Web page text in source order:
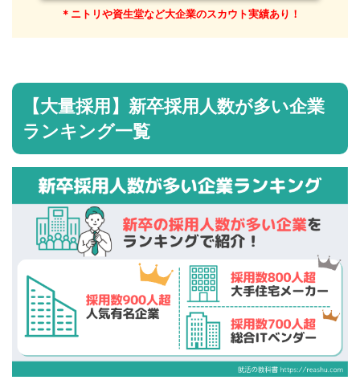
＊ニトリや資生堂など大企業のスカウト実績あり！
【大量採用】新卒採用人数が多い企業
ランキング一覧